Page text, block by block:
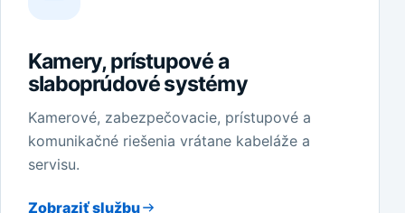
Kamery, prístupové a
slaboprúdové systémy
Kamerové, zabezpečovacie, prístupové a
komunikačné riešenia vrátane kabeláže a
servisu.
Zobraziť službu